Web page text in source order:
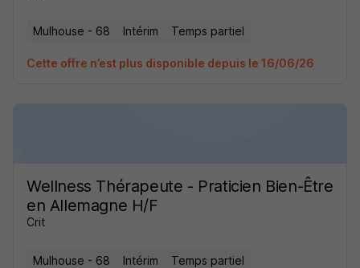
Mulhouse - 68 Intérim Temps partiel
Cette offre n’est plus disponible depuis le 16/06/26
Wellness Thérapeute - Praticien Bien-Être
en Allemagne H/F
Crit
Mulhouse - 68 Intérim Temps partiel